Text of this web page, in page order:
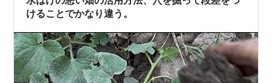
たい 一輪車にも水を溜めます しとしと雨で…
けることでかなり違う。